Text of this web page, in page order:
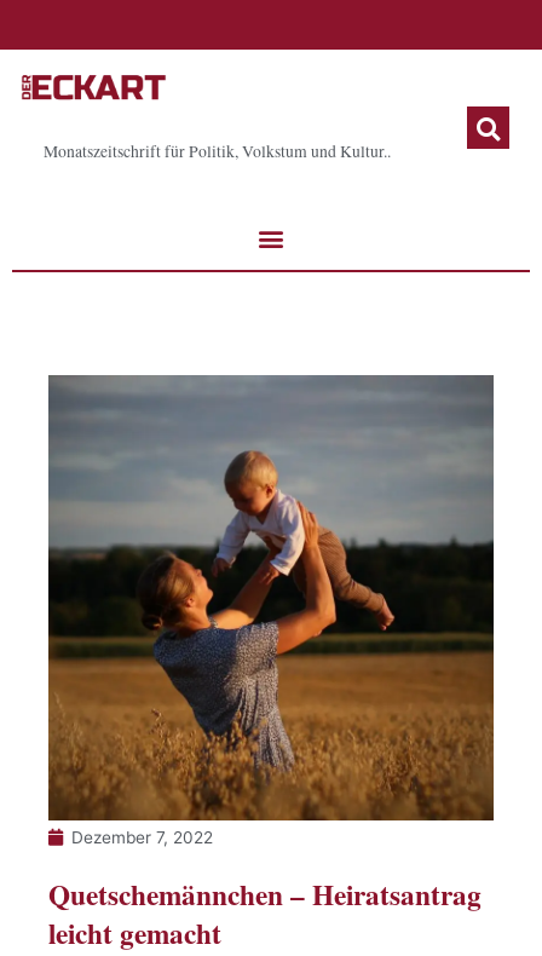
Monatszeitschrift für Politik, Volkstum und Kultur..
Dezember 7, 2022
Quetschemännchen – Heiratsantrag
leicht gemacht